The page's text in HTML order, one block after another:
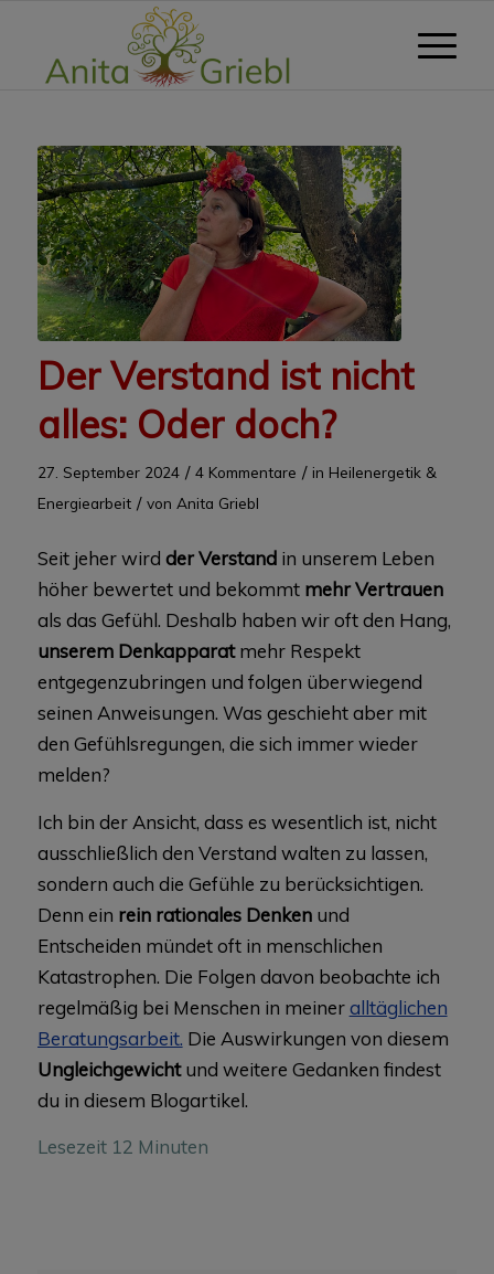
Der Verstand ist nicht
alles: Oder doch?
27. September 2024 / 4 Kommentare / in Heilenergetik &
Energiearbeit / von Anita Griebl
Seit jeher wird der Verstandin unserem Leben
höher bewertet und bekommt mehr Vertrauen
als das Gefühl. Deshalb haben wir oft den Hang,
unserem Denkapparatmehr Respekt
entgegenzubringen und folgen überwiegend
seinen Anweisungen. Was geschieht aber mit
den Gefühlsregungen, die sich immer wieder
melden?
Ich bin der Ansicht, dass es wesentlich ist, nicht
ausschließlich den Verstand walten zu lassen,
sondern auch die Gefühle zu berücksichtigen.
Denn ein rein rationales Denken und
Entscheiden mündet oft in menschlichen
Katastrophen. Die Folgen davon beobachte ich
regelmäßig bei Menschen in meineralltäglichen
Beratungsarbeit. Die Auswirkungen von diesem
Ungleichgewichtund weitere Gedanken findest
du in diesem Blogartikel.
Lesezeit 12 Minuten